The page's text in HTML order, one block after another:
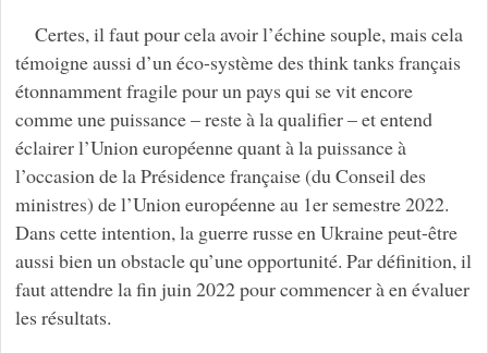
Certes, il faut pour cela avoir l’échine souple, mais cela
témoigne aussi d’un éco-système des think tanks français
étonnamment fragile pour un pays qui se vit encore
comme une puissance – reste à la qualifier – et entend
éclairer l’Union européenne quant à la puissance à
l’occasion de la Présidence française (du Conseil des
ministres) de l’Union européenne au 1er semestre 2022.
Dans cette intention, la guerre russe en Ukraine peut-être
aussi bien un obstacle qu’une opportunité. Par définition, il
faut attendre la fin juin 2022 pour commencer à en évaluer
les résultats.